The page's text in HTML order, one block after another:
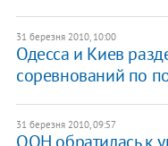
31 березня 2010, 10:00
Одесса и Киев
соревнований по
31 березня 2010, 09:57
ООН обратилась к